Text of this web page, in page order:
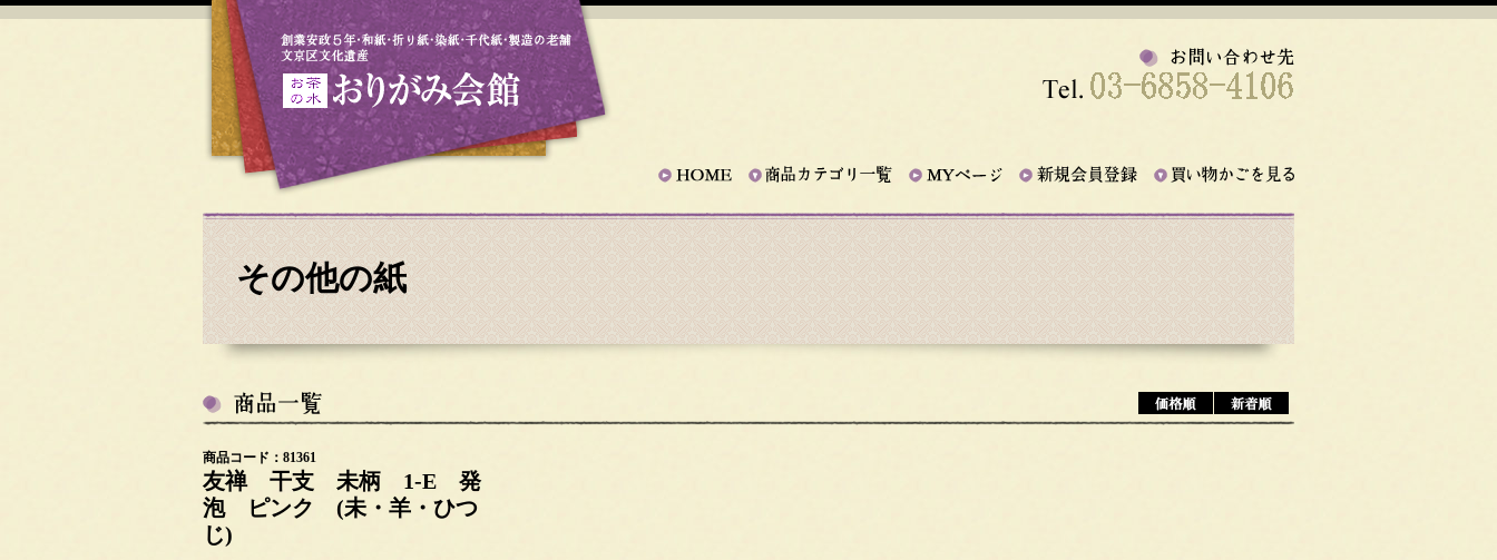
その他の紙
商品コード：81361
友禅 干支 未柄 1-E 発
泡 ピンク (未・羊・ひつ
じ)